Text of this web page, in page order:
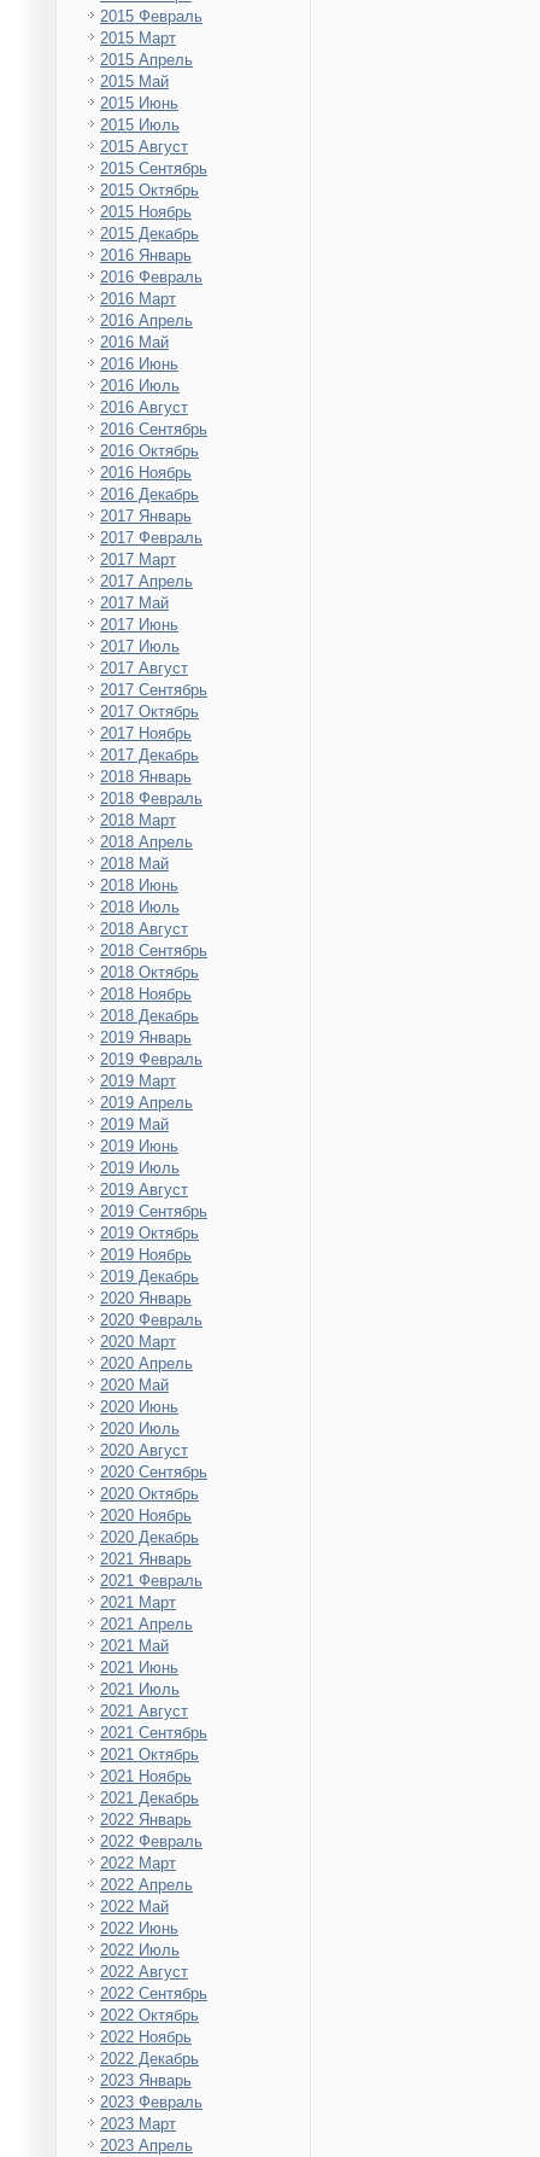
2015 Февраль
2015 Март
2015 Апрель
2015 Май
2015 Июнь
2015 Июль
2015 Август
2015 Сентябрь
2015 Октябрь
2015 Ноябрь
2015 Декабрь
2016 Январь
2016 Февраль
2016 Март
2016 Апрель
2016 Май
2016 Июнь
2016 Июль
2016 Август
2016 Сентябрь
2016 Октябрь
2016 Ноябрь
2016 Декабрь
2017 Январь
2017 Февраль
2017 Март
2017 Апрель
2017 Май
2017 Июнь
2017 Июль
2017 Август
2017 Сентябрь
2017 Октябрь
2017 Ноябрь
2017 Декабрь
2018 Январь
2018 Февраль
2018 Март
2018 Апрель
2018 Май
2018 Июнь
2018 Июль
2018 Август
2018 Сентябрь
2018 Октябрь
2018 Ноябрь
2018 Декабрь
2019 Январь
2019 Февраль
2019 Март
2019 Апрель
2019 Май
2019 Июнь
2019 Июль
2019 Август
2019 Сентябрь
2019 Октябрь
2019 Ноябрь
2019 Декабрь
2020 Январь
2020 Февраль
2020 Март
2020 Апрель
2020 Май
2020 Июнь
2020 Июль
2020 Август
2020 Сентябрь
2020 Октябрь
2020 Ноябрь
2020 Декабрь
2021 Январь
2021 Февраль
2021 Март
2021 Апрель
2021 Май
2021 Июнь
2021 Июль
2021 Август
2021 Сентябрь
2021 Октябрь
2021 Ноябрь
2021 Декабрь
2022 Январь
2022 Февраль
2022 Март
2022 Апрель
2022 Май
2022 Июнь
2022 Июль
2022 Август
2022 Сентябрь
2022 Октябрь
2022 Ноябрь
2022 Декабрь
2023 Январь
2023 Февраль
2023 Март
2023 Апрель